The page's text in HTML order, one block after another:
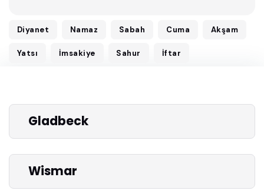
Diyanet Namaz Sabah Cuma Akşam
Yatsı İmsakiye Sahur İftar
Gladbeck
Wismar